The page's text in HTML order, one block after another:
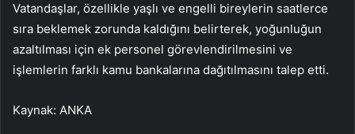
Vatandaşlar, özellikle yaşlı ve engelli bireylerin saatlerce
sıra beklemek zorunda kaldığını belirterek, yoğunluğun
azaltılması için ek personel görevlendirilmesini ve
işlemlerin farklı kamu bankalarına dağıtılmasını talep etti.
Kaynak: ANKA